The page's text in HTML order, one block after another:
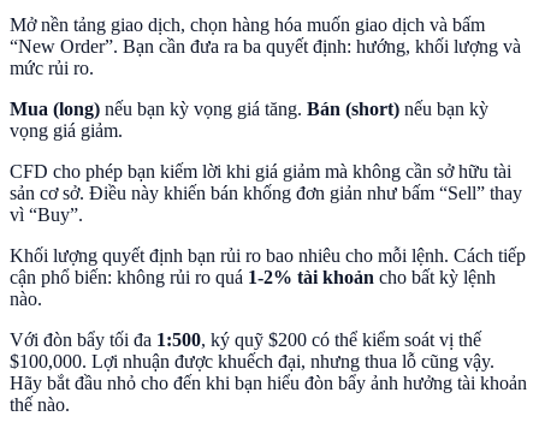
Mở nền tảng giao dịch, chọn hàng hóa muốn giao dịch và bấm
“New Order”. Bạn cần đưa ra ba quyết định: hướng, khối lượng và
mức rủi ro.
Mua (long) nếu bạn kỳ vọng giá tăng. Bán (short) nếu bạn kỳ
vọng giá giảm.
CFD cho phép bạn kiếm lời khi giá giảm mà không cần sở hữu tài
sản cơ sở. Điều này khiến bán khống đơn giản như bấm “Sell” thay
vì “Buy”.
Khối lượng quyết định bạn rủi ro bao nhiêu cho mỗi lệnh. Cách tiếp
cận phổ biến: không rủi ro quá 1-2% tài khoản cho bất kỳ lệnh
nào.
Với đòn bẩy tối đa 1:500, ký quỹ $200 có thể kiểm soát vị thế
$100,000. Lợi nhuận được khuếch đại, nhưng thua lỗ cũng vậy.
Hãy bắt đầu nhỏ cho đến khi bạn hiểu đòn bẩy ảnh hưởng tài khoản
thế nào.